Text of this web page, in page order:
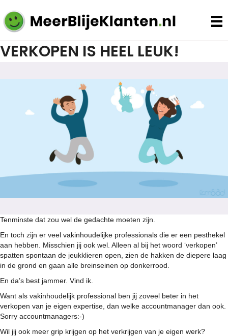
VERKOPEN IS HEEL LEUK!
Tenminste dat zou wel de gedachte moeten zijn.
En toch zijn er veel vakinhoudelijke professionals die er een pesthekel
aan hebben. Misschien jij ook wel. Alleen al bij het woord ‘verkopen’
spatten spontaan de jeukklieren open, zien de hakken de diepere laag
in de grond en gaan alle breinseinen op donkerrood.
En da’s best jammer. Vind ik.
Want als vakinhoudelijk professional ben jij zoveel beter in het
verkopen van je eigen expertise, dan welke accountmanager dan ook.
Sorry accountmanagers:-)
Wil jij ook meer grip krijgen op het verkrijgen van je eigen werk?